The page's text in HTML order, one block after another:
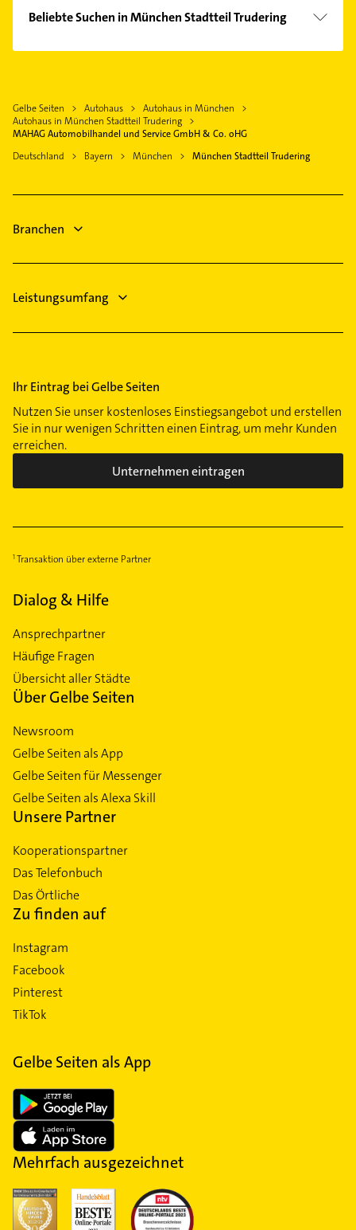
Aubing
Berg am Laim
Freimann
Hadern
Haidhausen
Lochhausen
Milbertshofen
Neuhausen
Obermenzing
Obersendling
Pasing
Perlach
Riem
Schwanthalerhöhe
Untermenzing
Unterföhring
Vaterstetten
Hohenbrunn
Ismaning
Kanalreinigung
Phoniatrie
Gartenbau & Landschaftsbau
Beliebte Suchen in München Stadtteil Trudering
Allgemeinarzt
Arzt
Maler
Elektroinstallation
Gelbe Seiten Autohaus
Autohaus in München
Autohaus in München Stadtteil Trudering
MAHAG Automobilhandel und Service GmbH & Co. oHG
Deutschland
Bayern München München Stadtteil Trudering
Branchen
Leistungsumfang
Ihr Eintrag bei Gelbe Seiten
Nutzen Sie unser kostenloses Einstiegsangebot und erstellen
Sie in nur wenigen Schritten einen Eintrag, um mehr Kunden
erreichen.
Unternehmen eintragen
Transaktion über externe Partner
Dialog & Hilfe
Ansprechpartner
Häufige Fragen
Übersicht aller Städte
Über Gelbe Seiten
Newsroom
Gelbe Seiten als App
Gelbe Seiten für Messenger
Gelbe Seiten als Alexa Skill
Unsere Partner
Kooperationspartner
Das Telefonbuch
Das Örtliche
Zu finden auf
Instagram
Facebook
Pinterest
TikTok
Gelbe Seiten als App
Mehrfach ausgezeichnet